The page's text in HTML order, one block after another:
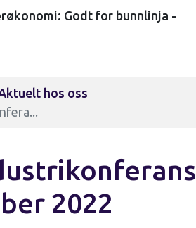
Godt for bunnlinja -
hos oss
2022